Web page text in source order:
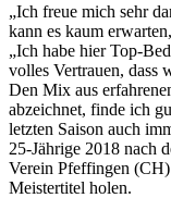
„Ich freue mich sehr
kann es kaum
„Ich habe hier Top-
volles Vertrauen, dass
Den Mix aus
abzeichnet, finde ich
letzten Saison auch
25-Jährige 2018 nach
Verein Pfeffingen
Meistertitel holen.